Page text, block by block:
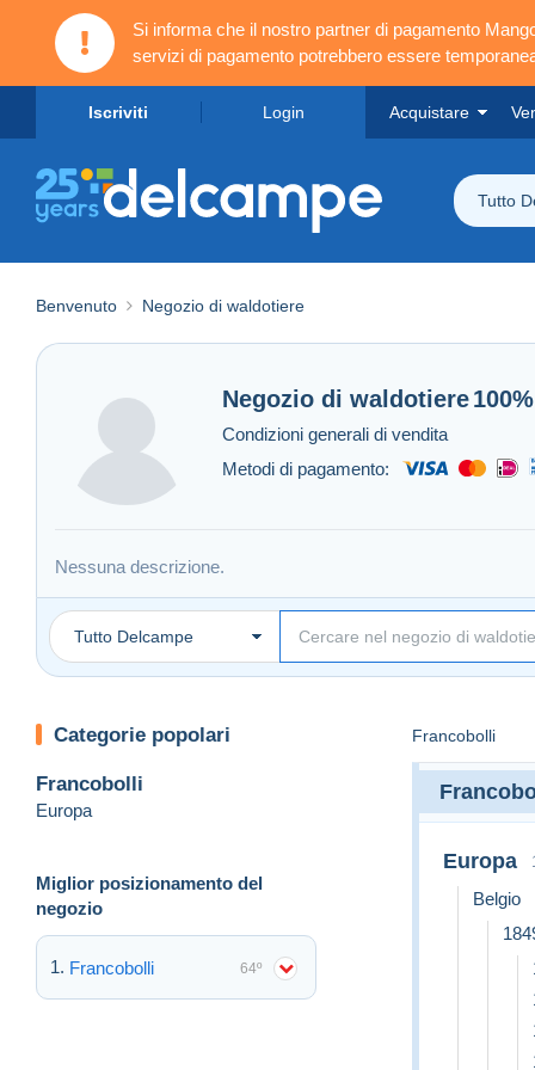
Si informa che il nostro partner di pagamento
servizi di pagamento potrebbero essere
Iscriviti Login Acquistare
Tutto
Benvenuto Negozio di waldotiere
Negozio di waldotiere100%
Condizioni generali di vendita
Metodi di pagamento:
Nessuna descrizione.
Tutto Delcampe
Categorie popolari
Francobolli
Europa
Miglior posizionamento del
negozio
Francobolli 64º
Francobolli
Europa
Belgio